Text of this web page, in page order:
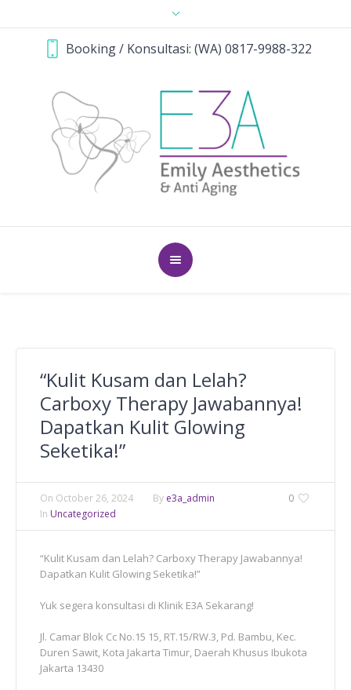
Booking / Konsultasi: (WA) 0817-9988-322
“Kulit Kusam dan Lelah?
Carboxy Therapy Jawabannya!
Dapatkan Kulit Glowing
Seketika!”
0
On October 26, 2024 By e3a_admin
In Uncategorized
“Kulit Kusam dan Lelah? Carboxy Therapy Jawabannya!
Dapatkan Kulit Glowing Seketika!”
Yuk segera konsultasi di Klinik E3A Sekarang!
Jl. Camar Blok Cc No.15 15, RT.15/RW.3, Pd. Bambu, Kec.
Duren Sawit, Kota Jakarta Timur, Daerah Khusus Ibukota
Jakarta 13430